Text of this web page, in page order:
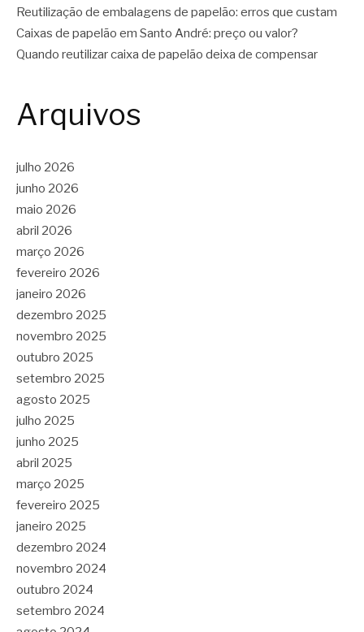
Reutilização de embalagens de papelão: erros que custam
Caixas de papelão em Santo André: preço ou valor?
Quando reutilizar caixa de papelão deixa de compensar
Arquivos
julho 2026
junho 2026
maio 2026
abril 2026
março 2026
fevereiro 2026
janeiro 2026
dezembro 2025
novembro 2025
outubro 2025
setembro 2025
agosto 2025
julho 2025
junho 2025
abril 2025
março 2025
fevereiro 2025
janeiro 2025
dezembro 2024
novembro 2024
outubro 2024
setembro 2024